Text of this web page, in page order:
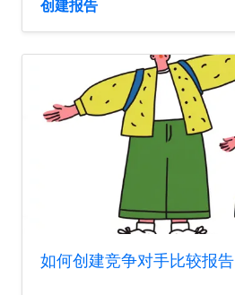
创建报告
如何创建竞争对手比较报告